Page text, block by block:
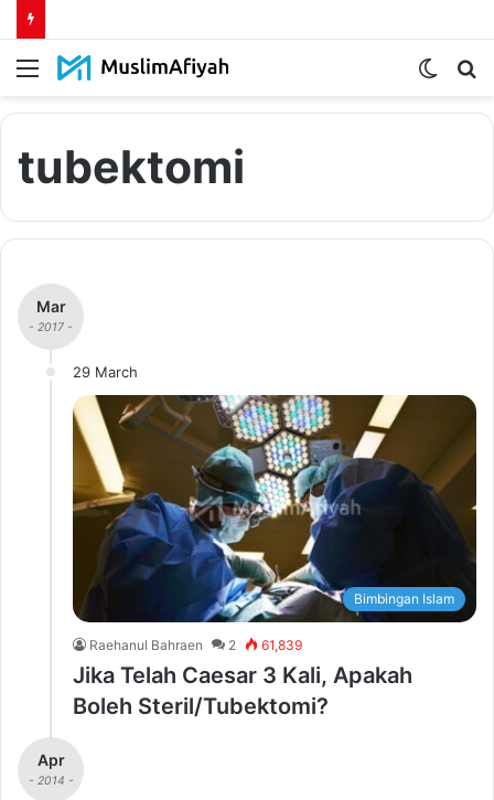
Menu
Switch
tubektomi
Mar
- 2017 -
29 March
Bimbingan Islam
Raehanul Bahraen 2 61,839
Jika Telah Caesar 3 Kali, Apakah
Boleh Steril/Tubektomi?
Apr
- 2014 -